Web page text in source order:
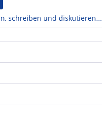
schreiben und diskutieren...